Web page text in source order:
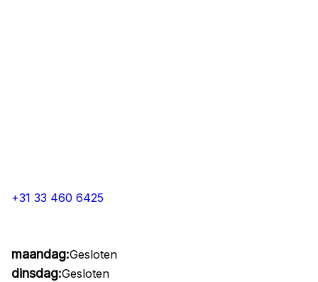
+31 33 460 6425
maandag:Gesloten
dinsdag:Gesloten